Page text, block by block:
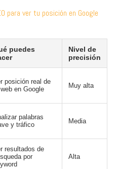
para ver tu posición en Google
puedes
Nivel de
precisión
posición real de
en Google
Muy alta
palabras
y tráfico
Media
resultados de
por
Alta